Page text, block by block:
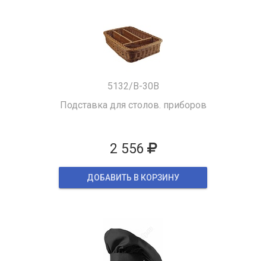
5132/B-30B
Подставка для столов. приборов
2 556
ДОБАВИТЬ В КОРЗИНУ